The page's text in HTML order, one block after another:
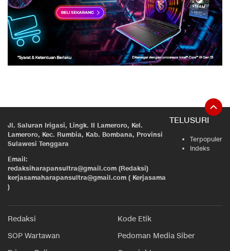
Jl. Saluran Irigasi, Lingk. II Lameroro, Kel.
Lameroro, Kec. Rumbia, Kab. Bombana, Provinsi
Sulawesi Tenggara
Email:
redaksiharapansultra@gmail.com (Redaksi)
kerjasamaharapansultra@gmail.com ( Kerjasama
)
TELUSURI
Terpopuler
Indeks
Redaksi
Kode Etik
SOP Wartawan
Pedoman Media Siber